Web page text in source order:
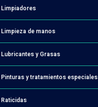
Limpiadores
Limpieza de manos
Lubricantes y Grasas
Pinturas y tratamientos especiales
Raticidas